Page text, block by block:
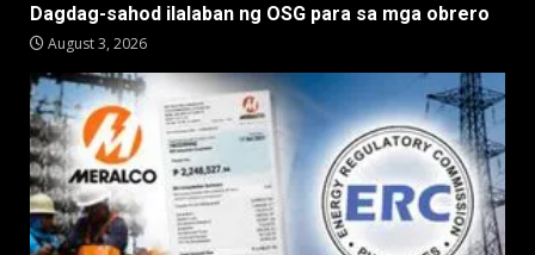
Dagdag-sahod ilalaban ng OSG para sa mga obrero
August 3, 2026